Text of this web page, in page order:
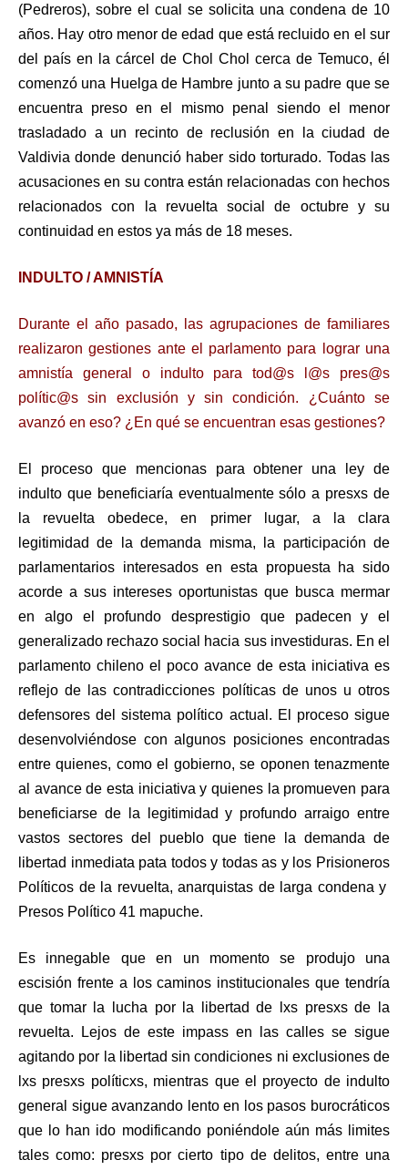
(Pedreros), sobre el cual se solicita una condena de 10
años. Hay otro menor de edad que está recluido en el sur
del país en la cárcel de Chol Chol cerca de Temuco, él
comenzó una Huelga de Hambre junto a su padre que se
encuentra preso en el mismo penal siendo el menor
trasladado a un recinto de reclusión en la ciudad de
Valdivia donde denunció haber sido torturado. Todas las
acusaciones en su contra están relacionadas con hechos
relacionados con la revuelta social de octubre y su
continuidad en estos ya más de 18 meses.
INDULTO / AMNISTÍA
Durante el año pasado, las agrupaciones de familiares
realizaron gestiones ante el parlamento para lograr una
amnistía general o indulto para tod@s l@s pres@s
polític@s sin exclusión y sin condición. ¿Cuánto se
avanzó en eso? ¿En qué se encuentran esas gestiones?
El proceso que mencionas para obtener una ley de
indulto que beneficiaría eventualmente sólo a presxs de
la revuelta obedece, en primer lugar, a la clara
legitimidad de la demanda misma, la participación de
parlamentarios interesados en esta propuesta ha sido
acorde a sus intereses oportunistas que busca mermar
en algo el profundo desprestigio que padecen y el
generalizado rechazo social hacia sus investiduras. En el
parlamento chileno el poco avance de esta iniciativa es
reflejo de las contradicciones políticas de unos u otros
defensores del sistema político actual. El proceso sigue
desenvolviéndose con algunos posiciones encontradas
entre quienes, como el gobierno, se oponen tenazmente
al avance de esta iniciativa y quienes la promueven para
beneficiarse de la legitimidad y profundo arraigo entre
vastos sectores del pueblo que tiene la demanda de
libertad inmediata pata todos y todas as y los Prisioneros
Políticos de la revuelta, anarquistas de larga condena y
Presos Político 41 mapuche.
Es innegable que en un momento se produjo una
escisión frente a los caminos institucionales que tendría
que tomar la lucha por la libertad de lxs presxs de la
revuelta. Lejos de este impass en las calles se sigue
agitando por la libertad sin condiciones ni exclusiones de
lxs presxs políticxs, mientras que el proyecto de indulto
general sigue avanzando lento en los pasos burocráticos
que lo han ido modificando poniéndole aún más limites
tales como: presxs por cierto tipo de delitos, entre una